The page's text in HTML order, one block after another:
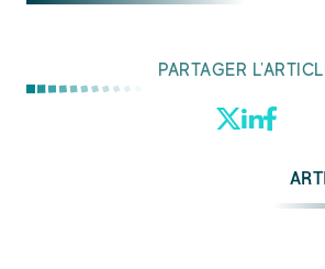
PARTAGER